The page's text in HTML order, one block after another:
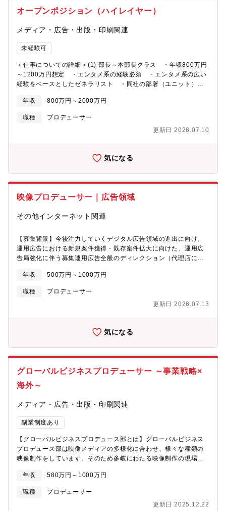
等の企画立案とクリエイティブ制作進行 / 管理・社内外のクリエ
ィレクター / カメラマン等とのチーミングとディレクション・プ
ロジェクト全体のスケジュール・予算・クオリティ管理・アーテ
ィストやマネジメントチームとの調整・折衝・「才能を殺さな
い」BMSGの世界観を具現化するための旗振り役【魅力】★同社
の有名アーティストやこれから誕生する新たな才能の創出や海外
進出などを最前線で携わることが可能であり、同社の「未来」を
あり、「あなたらしい」働き方が実現可能です！【求める人物
欲）への理解・共感を頂ける方・アーティストの可能性を信じ、
世界観づくりに情熱を注げる方・どんな立場の人とも円滑にコミ
めに主体的に動ける方・制作進行だけでなく、企画段階から能動
オープンポジション（ハイレイヤー）
メディア・広告・出版・印刷関連
未経験可
＜仕事についての詳細＞(1) 部長～本部長クラス ・年収800万円
～1200万円想定 ・エンタメ系の経験必須 ・エンタメ系の広い
経験をベースとしたゼネラリスト ・同社の部署（ユニット）を
ジック（A＆R） ・マネジメント（タレントのマネージャー業
務、企画） ・動画編集 ・アニメMV制作（外注管理、制作進
行） ・Youtube等の生放送、編集 ・ショート動画、アニメ制
作 ・MCN（マルチチャンネルネットワーク）、楽曲等の権利登
FC運営 ・ゲーム開発 ・サイト管理 ・セールス（企業との協
STPRの親会社（SPSTホールディングス）所属 ・社長又は副社
さ ・ゼロイチの経験(3) CFO ・年収1500万円上限 ・IPO経
の経験 →決算早期化、連結決算の経験 →監査法人対応の
ジ ・JSOX対応 →開示対応
年収 800万円～2000万円
職種
プロデューサー
更新日 2026.07.10
気になる
映像プロデューサー｜広告領域
その他インターネット関連
【募集背景】今後注力していくデジタル広告領域の進出に向け、
運用広告における新規案件獲得・既存案件拡大に向けた、運用広
告局強化に伴う募集運用広告全般のディレクション（代理店にお
配信・振り返りの全領域PDCA進行に携わる※クライアントにお
けるマーケティング課題の解決を目指し、営業と連携しながらの
「新規案件獲得」や、獲得した案件運用から得る「案件増額」
「継続案件獲得」まで、一気通貫したディレクションを担当【具
最大化に向けた運用ロードマップ策定、社内運用体制構築、配信
リレーション構築・入稿～運用のディレクション（一部、自ら対
返りフェーズ・振り返りディレクション（一部、自ら対応するケ
ースも有り）・継続案件獲得に向けた営業活動■その他定常業務・
施・案件管理【期待するアウトプット】・運用広告案件拡大によ
案件拡大に向けた新たな取り組みや座組創出
年収 500万円～1000万円
職種
プロデューサー
更新日 2026.07.13
気になる
グローバルビジネスプロデューサー ～事業戦略×
海外～
メディア・広告・出版・印刷関連
副業制度あり
【グローバルビジネスプロデュース部とは】グローバルビジネス
プロデュース部は映像メディアの多様化に合わせ、様々な種類の
映像制作をしています。そのため多岐にわたる映像制作の現場を
流までを一緒に解決していくので、制作のフローにおいても広く
関わることになります。５Gの普及で今後この動きはさらに加速
し、次の新しいメディアにも対応できるチカラを共に付けていき
たいと思っています。新しいメディアの広告制作では、職種の垣
年収 580万円～1000万円
職種
プロデューサー
更新日 2025.12.22